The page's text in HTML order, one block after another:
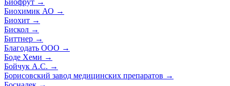
Биохимик АО →
Биохит →
Бискол →
Биттнер →
Благодать ООО →
Боде Хеми →
Бойчук А.С. →
Борисовский завод медицинских препаратов →